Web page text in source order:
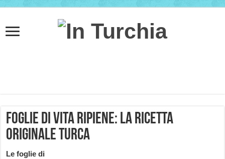
Foglie di vita ripiene: la ricetta
originale turca
Le foglie di